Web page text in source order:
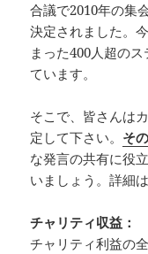
合議で2010年の集
決定されました。
まった400人超の
ています。
そこで、皆さんは
定して下さい。 そ
な発言の共有に役
いましょう。詳細
チャリティ収益：
チャリティ利益の